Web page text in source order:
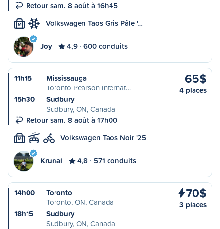
Retour sam. 8 août à 16h45
M Volkswagen Taos Gris Pâle '…
Joy 4,9 600 conduits
11h15
Mississauga
Toronto Pearson Internat…
15h30
Sudbury
Sudbury, ON, Canada
Retour sam. 8 août à 17h00
65$
4 places
M Volkswagen Taos Noir '25
Krunal 4,8 571 conduits
14h00
Toronto
Toronto, ON, Canada
18h15
Sudbury
Sudbury, ON, Canada
70$
3 places